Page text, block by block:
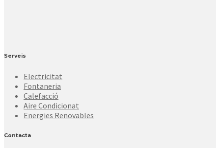
Serveis
Electricitat
Fontaneria
Calefacció
Aire Condicionat
Energies Renovables
Contacta